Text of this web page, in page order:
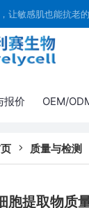
让敏感肌也能抗老
报价 OEM/
质量与检测
胞提取物质